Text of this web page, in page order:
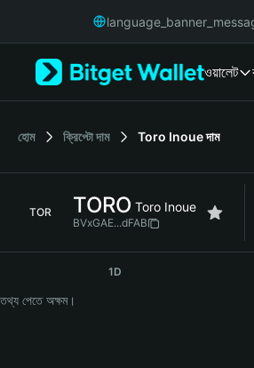
Русский
Italiano
Bahasa Indonesia
हिन्दी
ওয়ালেট
হোম ক্রিপ্টো দাম Toro Inoueদাম
TOR TORO Toro Inoue
BVxGAE...dFAB
1D
তথ্য পেতে অক্ষম।